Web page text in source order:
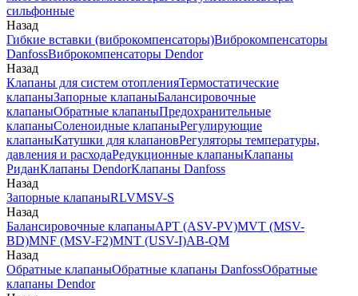
сильфонные
Назад
Гибкие вставки (виброкомпенсаторы)Виброкомпенсаторы
DanfossВиброкомпенсаторы Dendor
Назад
Клапаны для систем отопленияТермостатические
клапаныЗапорные клапаныБалансировочные
клапаныОбратные клапаныПредохранительные
клапаныСоленоидные клапаныРегулирующие
клапаныКатушки для клапановРегуляторы температуры,
давления и расходаРедукционные клапаныКлапаны
РиданКлапаны DendorКлапаны Danfoss
Назад
Запорные клапаныRLVMSV-S
Назад
Балансировочные клапаныAPT (ASV-PV)MVT (MSV-
BD)MNF (MSV-F2)MNT (USV-I)AB-QM
Назад
Обратные клапаныОбратные клапаны DanfossОбратные
клапаны Dendor